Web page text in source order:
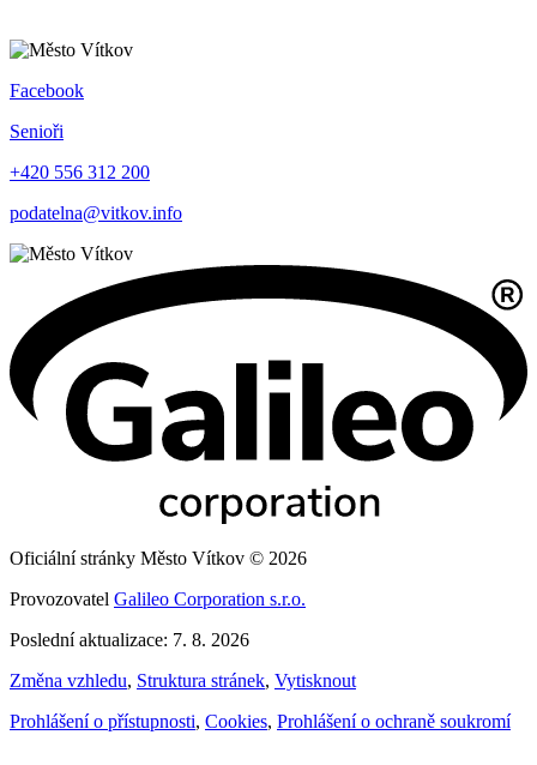
Facebook
Senioři
+420 556 312 200
podatelna@vitkov.info
Oficiální stránky Město Vítkov © 2026
Provozovatel Galileo Corporation s.r.o.
Poslední aktualizace: 7. 8. 2026
Změna vzhledu, Struktura stránek, Vytisknout
Prohlášení o přístupnosti, Cookies, Prohlášení o ochraně soukromí